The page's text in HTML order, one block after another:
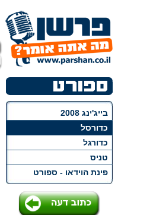
בייג'ינג 2008
כדורסל
כדורגל
טניס
פינת הוידאו - ספורט